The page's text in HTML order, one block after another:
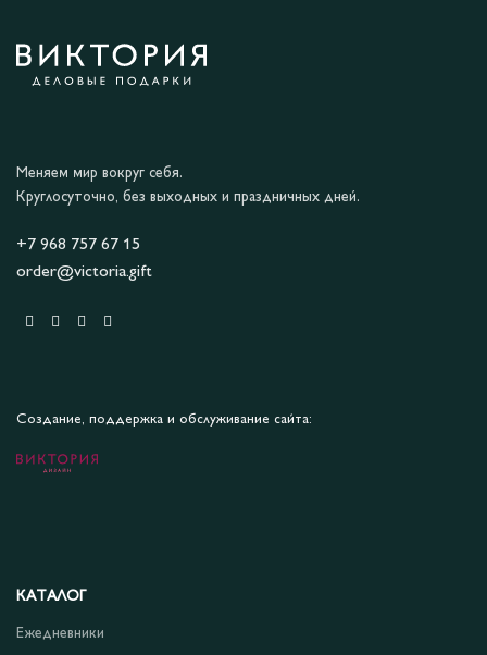
Меняем мир вокруг себя.
Круглосуточно, без выходных и праздничных дней.
+7 968 757 67 15
order@victoria.gift
Создание, поддержка и обслуживание сайта:
КАТАЛОГ
Ежедневники